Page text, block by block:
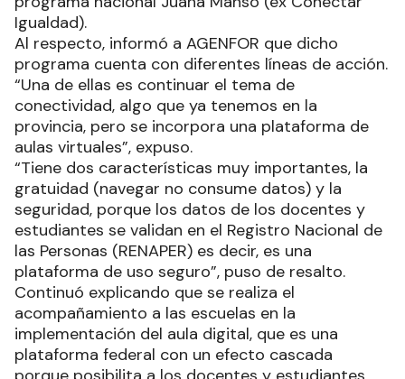
Igualdad).
Al respecto, informó a AGENFOR que dicho
programa cuenta con diferentes líneas de acción.
“Una de ellas es continuar el tema de
conectividad, algo que ya tenemos en la
provincia, pero se incorpora una plataforma de
aulas virtuales”, expuso.
“Tiene dos características muy importantes, la
gratuidad (navegar no consume datos) y la
seguridad, porque los datos de los docentes y
estudiantes se validan en el Registro Nacional de
las Personas (RENAPER) es decir, es una
plataforma de uso seguro”, puso de resalto.
Continuó explicando que se realiza el
acompañamiento a las escuelas en la
implementación del aula digital, que es una
plataforma federal con un efecto cascada